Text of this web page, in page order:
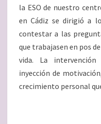
la ESO de nuestro
en Cádiz se dirigió a
contestar a las
que trabajasen en pos
vida. La intervención
inyección de
crecimiento personal